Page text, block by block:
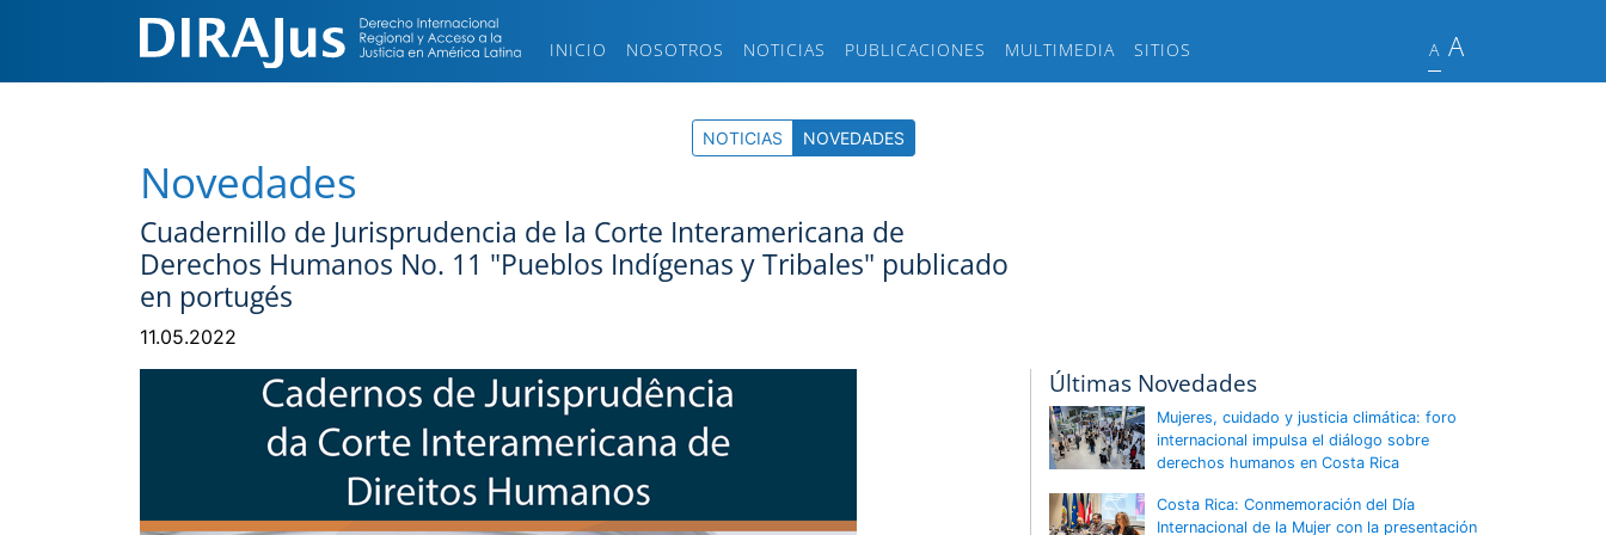
INICIO NOSOTROS NOTICIAS PUBLICACIONES MULTIMEDIA SITIOS A A
NOTICIAS NOVEDADES
Novedades
Cuadernillo de Jurisprudencia de la Corte Interamericana de
Derechos Humanos No. 11 "Pueblos Indígenas y Tribales" publicado
en portugés
11.05.2022
Últimas Novedades
Mujeres, cuidado y justicia climática: foro
internacional impulsa el diálogo sobre
derechos humanos en Costa Rica
Costa Rica: Conmemoración del Día
Internacional de la Mujer con la presentación